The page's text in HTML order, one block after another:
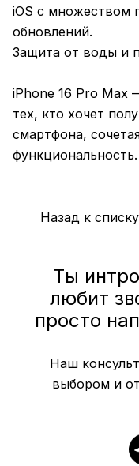
iOS с множеством
обновлений.
Защита от воды и
iPhone 16 Pro Max
тех, кто хочет
смартфона,
функциональность.
Назад к списку
Ты
любит
просто
Наш
выбором и